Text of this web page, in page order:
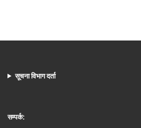
सूचना विभाग दर्ता
सम्पर्क: